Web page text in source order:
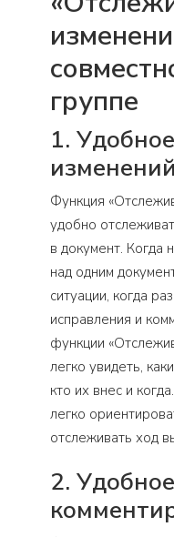
группе
1.
изменений
Функция
удобно
в документ. Когда
над одним
ситуации, когда
исправления и
функции
легко увидеть,
кто их внес и
легко
отслеживать ход
2.